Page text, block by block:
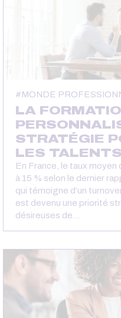
MONDE
LA
STRATÉGIE
LES TALENTS
En France, le taux
à 15 % selon le dernier
qui témoigne d’un
est devenu une priorité
désireuses de…